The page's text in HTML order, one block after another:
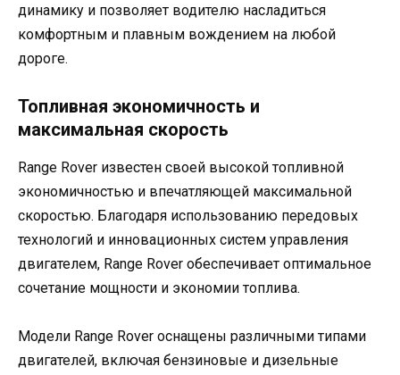
динамику и позволяет водителю насладиться
комфортным и плавным вождением на любой
дороге.
Топливная экономичность и
максимальная скорость
Range Rover известен своей высокой топливной
экономичностью и впечатляющей максимальной
скоростью. Благодаря использованию передовых
технологий и инновационных систем управления
двигателем, Range Rover обеспечивает оптимальное
сочетание мощности и экономии топлива.
Модели Range Rover оснащены различными типами
двигателей, включая бензиновые и дизельные